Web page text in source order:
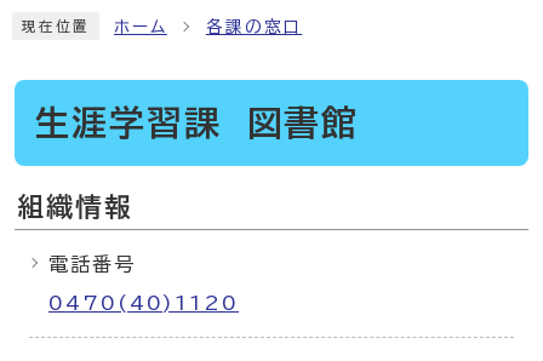
現在位置 ホーム 各課の窓口
生涯学習課 図書館
組織情報
電話番号
0470(40)1120